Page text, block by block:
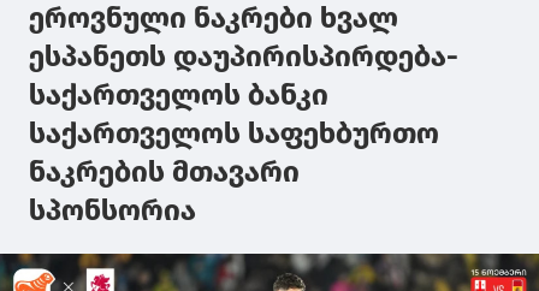
ეროვნული ნაკრები ხვალ
ესპანეთს დაუპირისპირდება-
საქართველოს ბანკი
საქართველოს საფეხბურთო
ნაკრების მთავარი
სპონსორია